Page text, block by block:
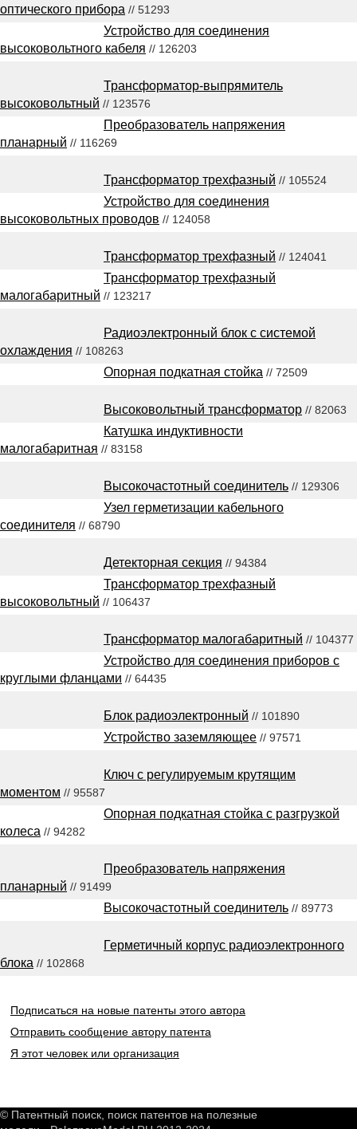
оптического прибора // 51293
Устройство для соединения
высоковольтного кабеля // 126203
Трансформатор-выпрямитель
высоковольтный // 123576
Преобразователь напряжения
планарный // 116269
Трансформатор трехфазный // 105524
Устройство для соединения
высоковольтных проводов // 124058
Трансформатор трехфазный // 124041
Трансформатор трехфазный
малогабаритный // 123217
Радиоэлектронный блок с системой
охлаждения // 108263
Опорная подкатная стойка // 72509
Высоковольтный трансформатор // 82063
Катушка индуктивности
малогабаритная // 83158
Высокочастотный соединитель // 129306
Узел герметизации кабельного
соединителя // 68790
Детекторная секция // 94384
Трансформатор трехфазный
высоковольтный // 106437
Трансформатор малогабаритный // 104377
Устройство для соединения приборов с
круглыми фланцами // 64435
Блок радиоэлектронный // 101890
Устройство заземляющее // 97571
Ключ с регулируемым крутящим
моментом // 95587
Опорная подкатная стойка с разгрузкой
колеса // 94282
Преобразователь напряжения
планарный // 91499
Высокочастотный соединитель // 89773
Герметичный корпус радиоэлектронного
блока // 102868
Подписаться на новые патенты этого автора
Отправить сообщение автору патента
Я этот человек или организация
© Патентный поиск, поиск патентов на полезные